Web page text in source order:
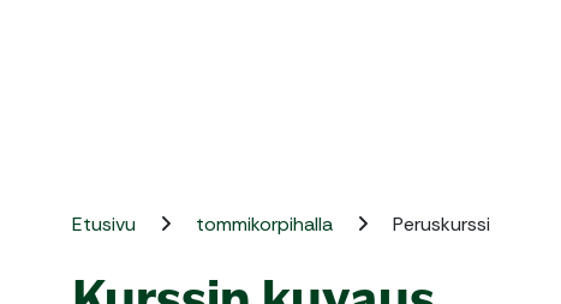
Etusivu tommikorpihalla Peruskurssi